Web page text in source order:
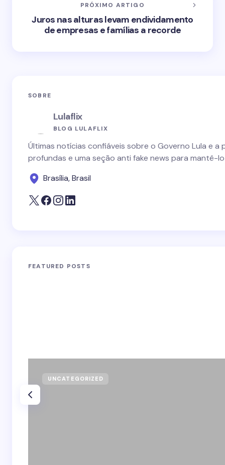
PRÓXIMO ARTIGO
Juros nas alturas levam endividamento
de empresas e famílias a recorde
SOBRE
Lulaflix
BLOG LULAFLIX
Últimas notícias confiáveis sobre o Governo Lula e
profundas e uma seção anti fake news para mantê-
Brasília, Brasil
FEATURED POSTS
UNCATEGORIZED